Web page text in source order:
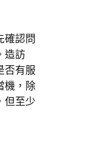
確認問
造訪
否有服
機，除
但至少